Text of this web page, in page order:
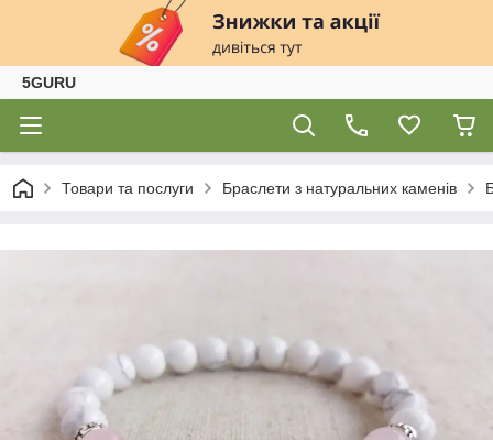
5GURU
Товари та послуги Браслети з натуральних каменів